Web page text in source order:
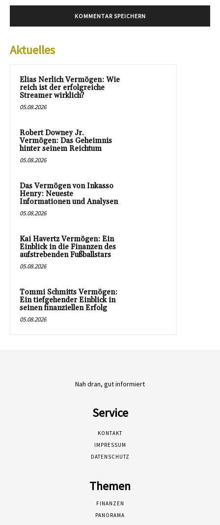
Aktuelles
Elias Nerlich Vermögen: Wie
reich ist der erfolgreiche
Streamer wirklich?
05.08.2026
Robert Downey Jr.
Vermögen: Das Geheimnis
hinter seinem Reichtum
05.08.2026
Das Vermögen von Inkasso
Henry: Neueste
Informationen und Analysen
05.08.2026
Kai Havertz Vermögen: Ein
Einblick in die Finanzen des
aufstrebenden Fußballstars
05.08.2026
Tommi Schmitts Vermögen:
Ein tiefgehender Einblick in
seinen finanziellen Erfolg
05.08.2026
Nah dran, gut informiert
Service
KONTAKT
IMPRESSUM
DATENSCHUTZ
Themen
FINANZEN
PANORAMA